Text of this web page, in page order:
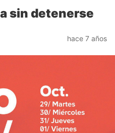
sin detenerse
hace 7 años